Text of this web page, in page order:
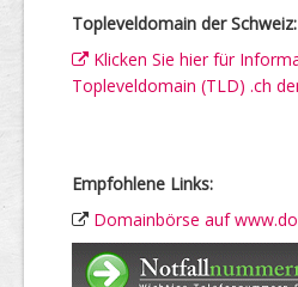
Topleveldomain der Schweiz:
Klicken Sie hier für
Topleveldomain (TLD) .ch
Empfohlene Links:
Domainbörse auf